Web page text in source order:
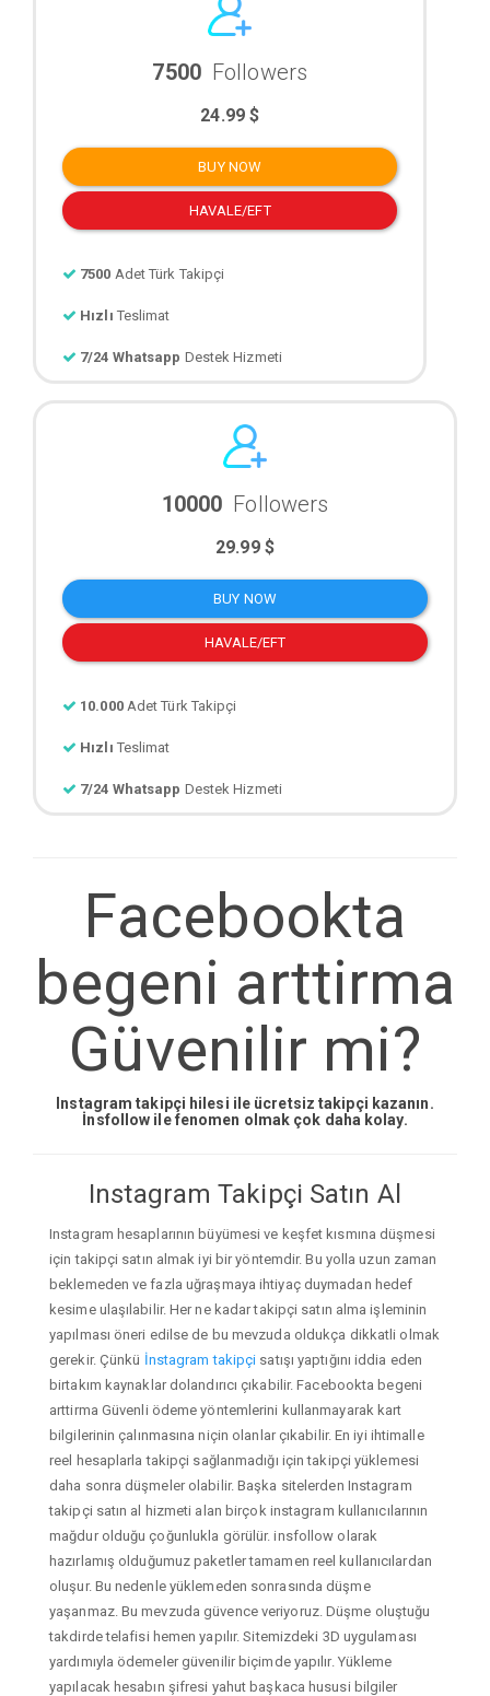
7500 Followers
24.99 $
BUY NOW
HAVALE/EFT
7500 Adet Türk Takipçi
Hızlı Teslimat
7/24 Whatsapp Destek Hizmeti
10000 Followers
29.99 $
BUY NOW
HAVALE/EFT
10.000 Adet Türk Takipçi
Hızlı Teslimat
7/24 Whatsapp Destek Hizmeti
Facebookta
begeni arttirma
Güvenilir mi?
Instagram takipçi hilesi ile ücretsiz takipçi kazanın.
İnsfollow ile fenomen olmak çok daha kolay.
Instagram Takipçi Satın Al
Instagram hesaplarının büyümesi ve keşfet kısmına düşmesi
için takipçi satın almak iyi bir yöntemdir. Bu yolla uzun zaman
beklemeden ve fazla uğraşmaya ihtiyaç duymadan hedef
kesime ulaşılabilir. Her ne kadar takipçi satın alma işleminin
yapılması öneri edilse de bu mevzuda oldukça dikkatli olmak
gerekir. Çünkü İnstagram takipçi satışı yaptığını iddia eden
birtakım kaynaklar dolandırıcı çıkabilir. Facebookta begeni
arttirma Güvenli ödeme yöntemlerini kullanmayarak kart
bilgilerinin çalınmasına niçin olanlar çıkabilir. En iyi ihtimalle
reel hesaplarla takipçi sağlanmadığı için takipçi yüklemesi
daha sonra düşmeler olabilir. Başka sitelerden Instagram
takipçi satın al hizmeti alan birçok instagram kullanıcılarının
mağdur olduğu çoğunlukla görülür. insfollow olarak
hazırlamış olduğumuz paketler tamamen reel kullanıcılardan
oluşur. Bu nedenle yüklemeden sonrasında düşme
yaşanmaz. Bu mevzuda güvence veriyoruz. Düşme oluştuğu
takdirde telafisi hemen yapılır. Sitemizdeki 3D uygulaması
yardımıyla ödemeler güvenilir biçimde yapılır. Yükleme
yapılacak hesabın şifresi yahut başkaca hususi bilgiler